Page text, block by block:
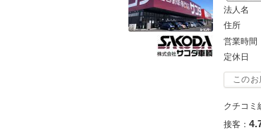
法人名
住所
営業時間
定休日
このお
クチコミ
接客：